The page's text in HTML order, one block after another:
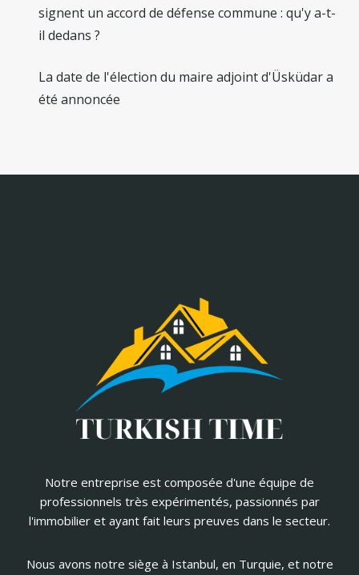
signent un accord de défense commune : qu'y a-t-
il dedans ?
La date de l'élection du maire adjoint d'Üsküdar a
été annoncée
Notre entreprise est composée d'une équipe de
professionnels très expérimentés, passionnés par
l'immobilier et ayant fait leurs preuves dans le secteur.
Nous avons notre siège à Istanbul, en Turquie, et notre